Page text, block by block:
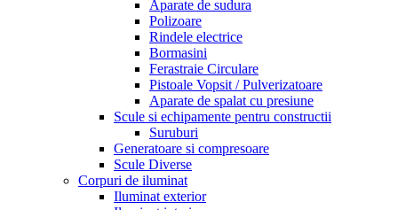
Aparate de sudura
Polizoare
Rindele electrice
Bormasini
Ferastraie Circulare
Pistoale Vopsit / Pulverizatoare
Aparate de spalat cu presiune
Scule si echipamente pentru constructii
Suruburi
Generatoare si compresoare
Scule Diverse
Corpuri de iluminat
Iluminat exterior